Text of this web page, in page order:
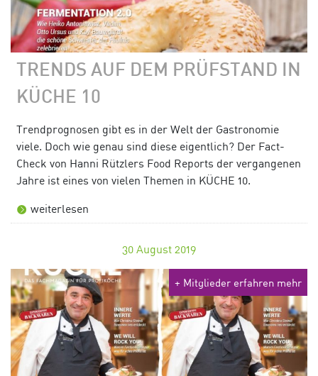
TRENDS AUF DEM PRÜFSTAND IN
KÜCHE 10
Trendprognosen gibt es in der Welt der Gastronomie
viele. Doch wie genau sind diese eigentlich? Der Fact-
Check von Hanni Rützlers Food Reports der vergangenen
Jahre ist eines von vielen Themen in KÜCHE 10.
weiterlesen
30 August 2019
+ Mitglieder erfahren mehr